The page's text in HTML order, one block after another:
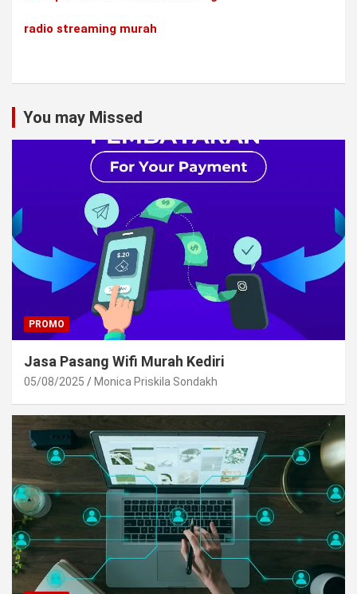
radio streaming murah
You may Missed
PROMO
Jasa Pasang Wifi Murah Kediri
05/08/2025 Monica Priskila Sondakh